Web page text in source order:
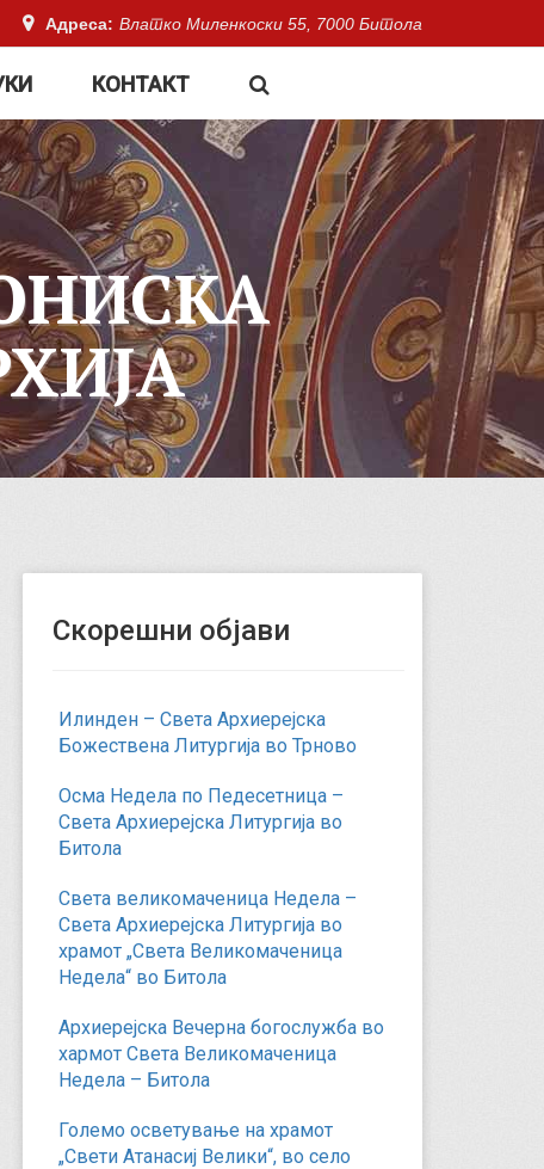
Адреса: Влатко Миленкоски 55, 7000 Битола
КОНТАКТ
Скорешни објави
Илинден – Света Архиерејска
Божествена Литургија во Трново
Осма Недела по Педесетница –
Света Архиерејска Литургија во
Битола
Света великомаченица Недела –
Света Архиерејска Литургија во
храмот „Света Великомаченица
Недела“ во Битола
Архиерејска Вечерна богослужба во
хармот Света Великомаченица
Недела – Битола
Големо осветување на храмот
„Свети Атанасиј Велики“, во село